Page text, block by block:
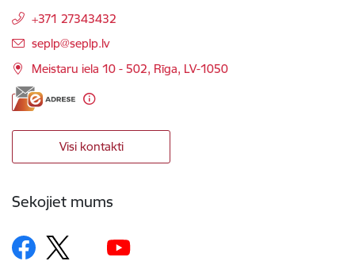
+371 27343432
E-pasts:
seplp@seplp.lv
Meistaru iela 10 - 502, Rīga, LV-1050
Visi kontakti
Sekojiet mums